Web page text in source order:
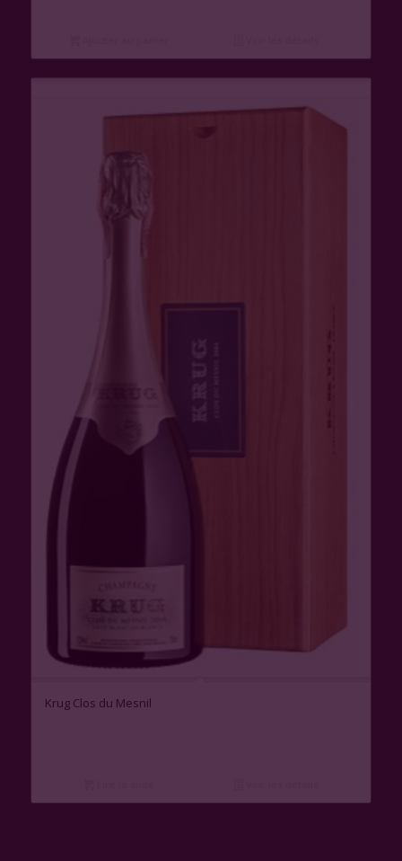
Krug Clos du Mesnil